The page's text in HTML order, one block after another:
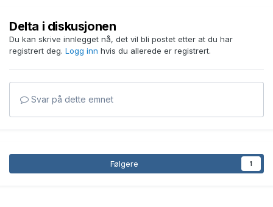
Delta i diskusjonen
Du kan skrive innlegget nå, det vil bli postet etter at du har
registrert deg. Logg inn hvis du allerede er registrert.
Svar på dette emnet
Følgere 1